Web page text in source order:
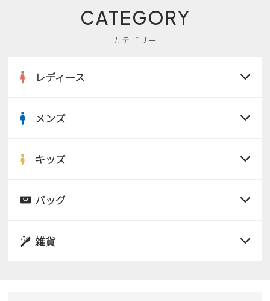
CATEGORY
カテゴリー
レディース
サンダル
スニーカー
メンズ
サンダル
キッズ
サンダル
バッグ
雑貨